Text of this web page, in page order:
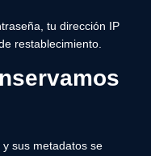
tu dirección IP
restablecimiento.
sus metadatos se